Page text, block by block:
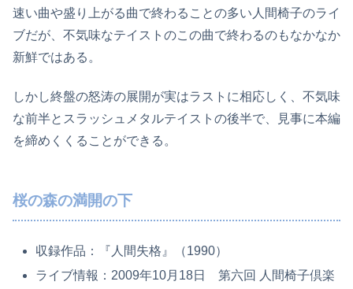
速い曲や盛り上がる曲で終わることの多い人間椅子のライ
ブだが、不気味なテイストのこの曲で終わるのもなかなか
新鮮ではある。
しかし終盤の怒涛の展開が実はラストに相応しく、不気味
な前半とスラッシュメタルテイストの後半で、見事に本編
を締めくくることができる。
桜の森の満開の下
収録作品：『人間失格』（1990）
ライブ情報：2009年10月18日 第六回 人間椅子倶楽